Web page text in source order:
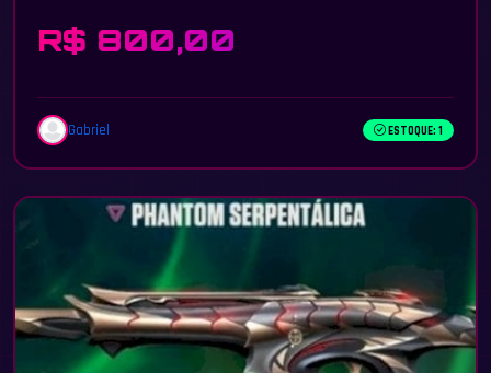
R$ 800,00
Gabriel ESTOQUE: 1